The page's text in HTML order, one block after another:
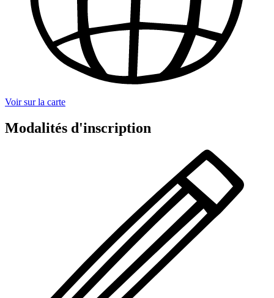
Voir sur la carte
Modalités d'inscription